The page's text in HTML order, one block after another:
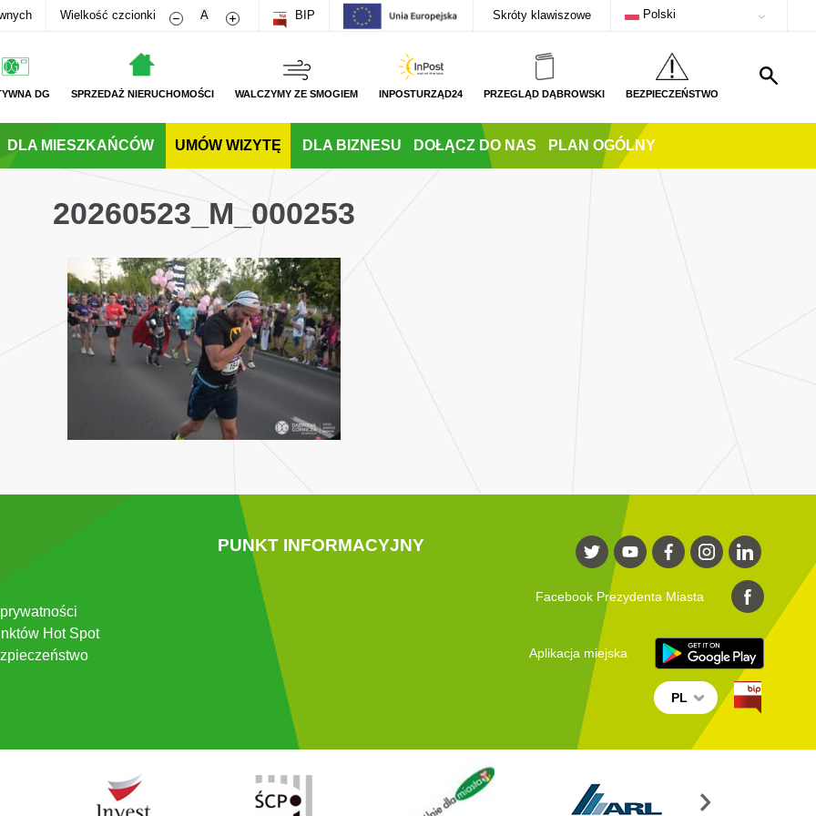
Wielkość czcionki Zmniejsz rozmiar czcionki
A Zwiększ rozmiar czcionki
BIP Skróty klawiszowe Polski
DG SPRZEDAŻ NIERUCHOMOŚCI WALCZYMY ZE SMOGIEM INPOSTURZĄD24 PRZEGLĄD DĄBROWSKI BEZPIECZEŃSTWO
DLA MIESZKAŃCÓW UMÓW WIZYTĘ DLA BIZNESU DOŁĄCZ DO NAS PLAN OGÓLNY
20260523_M_000253
Hot Spot
PUNKT INFORMACYJNY
Facebook Prezydenta Miasta
Aplikacja miejska
PL